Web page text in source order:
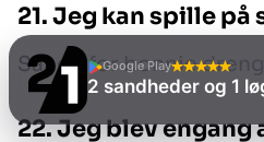
21. Jeg kan spille
Sange for bonnie
22. Jeg blev engang
Google Play
2 sandheder og 1